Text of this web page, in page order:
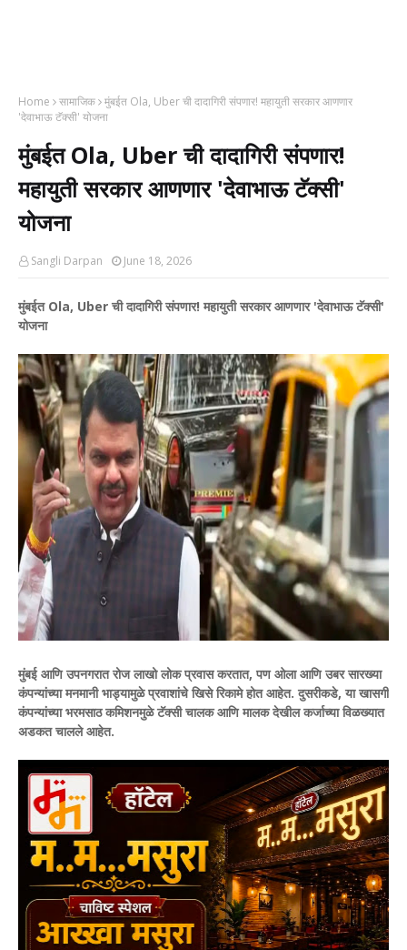
Home सामाजिक मुंबईत Ola, Uber ची दादागिरी संपणार! महायुती सरकार आणणार
'देवाभाऊ टॅक्सी' योजना
मुंबईत Ola, Uber ची दादागिरी संपणार!
महायुती सरकार आणणार 'देवाभाऊ टॅक्सी'
योजना
Sangli Darpan June 18, 2026
मुंबईत Ola, Uber ची दादागिरी संपणार! महायुती सरकार आणणार 'देवाभाऊ टॅक्सी'
योजना
मुंबई आणि उपनगरात रोज लाखो लोक प्रवास करतात, पण ओला आणि उबर सारख्या
कंपन्यांच्या मनमानी भाड्यामुळे प्रवाशांचे खिसे रिकामे होत आहेत. दुसरीकडे, या खासगी
कंपन्यांच्या भरमसाठ कमिशनमुळे टॅक्सी चालक आणि मालक देखील कर्जाच्या विळख्यात
अडकत चालले आहेत.